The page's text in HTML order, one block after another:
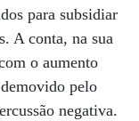
para subsidiar
A conta, na sua
o aumento
pelo
negativa.